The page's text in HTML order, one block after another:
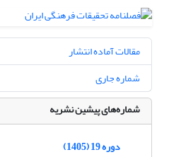
مقالات آماده انتشار
شماره جاری
شماره‌های پیشین نشریه
دوره 19 (1405)